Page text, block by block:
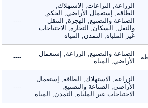
الزراعة, النزاعات, الاستهلاك,
الطاقه, إستعمال الأراضي, الحكم,
الصناعة والتصنيع, الهجرة, التنقل
والنقل, السكان, التجاره, الاحتياجات
غير الملباه, التمدن, المياه
----
الصناعة والتصنيع, الزراعة, إستعمال
الأراضي, المياه
----
الزراعة, الاستهلاك, الطاقه, إستعمال
الأراضي, الصناعة والتصنيع,
الاحتياجات غير الملباه, التمدن, المياه
----